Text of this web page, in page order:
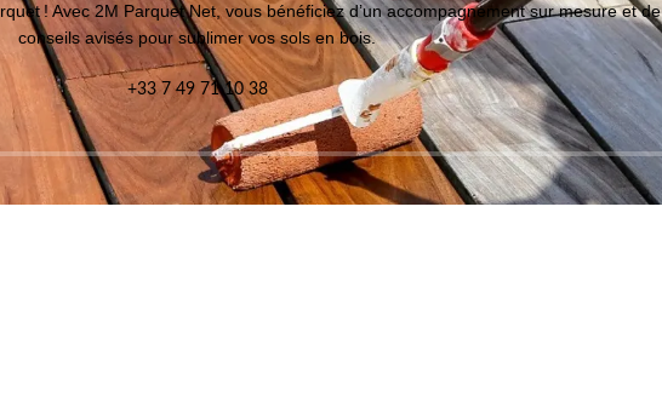
! Avec 2M Parquet Net, vous bénéficiez d’un accompagnement sur mesure et de
conseils avisés pour sublimer vos sols en bois.
+33 7 49 71 10 38